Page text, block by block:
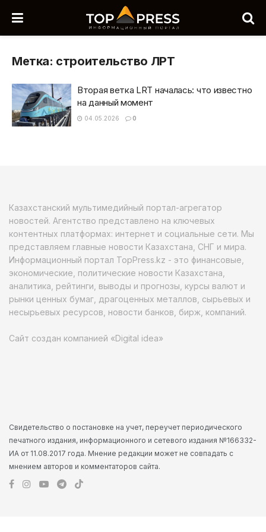
Метка: строительство ЛРТ
Вторая ветка LRT началась: что известно
на данный момент
04.05.2026 0
Казахстанский мультимедийный портал-агрегатор
новостей. Агентство представлено на ключевых
контентных платформах: интернет и социальные сети. Мы
представляем главные новости Казахстана, СНГ и мира.
Информационный портал TopPress.kz - это финансовые,
экономические, политические новости Казахстана,
аналитика, рейтинги, выводы и прогнозы, курсы валют и
рынки ценных бумаг, драгоценных металлов, сырьевых и
несырьевых ресурсов, новости банков, бирж, компаний.
Сайт создан компанией «Digital idea»
Свидетельство о постановке на учет, переучет периодического
печатного издания, информационного и сетевого издания №166332-
ИА от 11.08.2017 года. Мнение редакции может не совпадать с
мнением авторов и комментаторов сайта.